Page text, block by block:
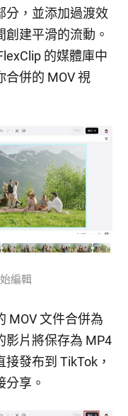
分，並添加過渡效
建平滑的流動。
的媒體庫中
合併的 MOV 視
編輯
MOV 文件合併為
影片將保存為 MP4
發布到 TikTok，
分享。